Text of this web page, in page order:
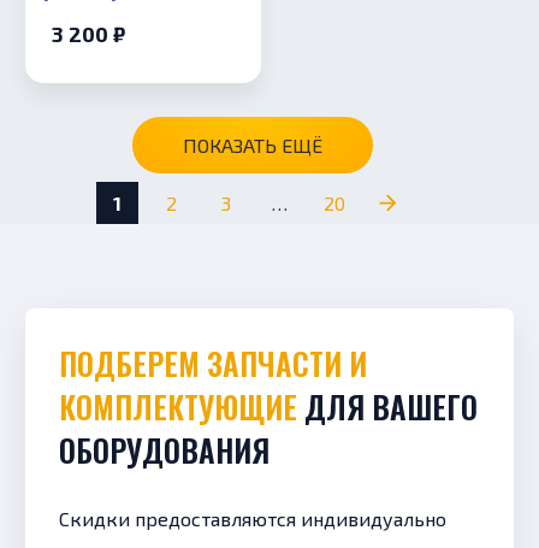
Stout,
установка (3/4″,
3 200 ₽
ПОКАЗАТЬ ЕЩЁ
1 2 3 20
ПОДБЕРЕМ ЗАПЧАСТИ И
КОМПЛЕКТУЮЩИЕ ДЛЯ ВАШЕГО
ОБОРУДОВАНИЯ
Скидки предоставляются индивидуально